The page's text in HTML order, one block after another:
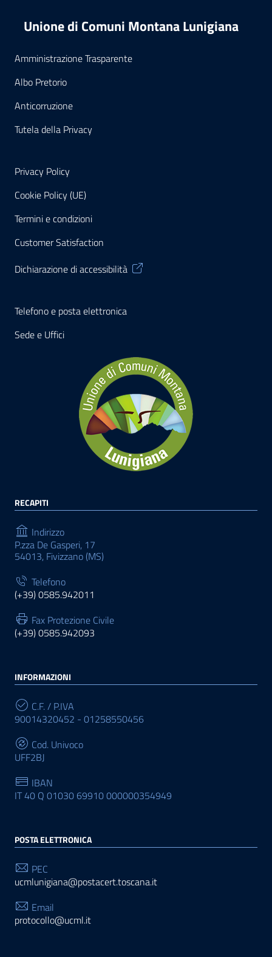
Unione di Comuni Montana Lunigiana
Amministrazione Trasparente
Albo Pretorio
Anticorruzione
Tutela della Privacy
Privacy Policy
Cookie Policy (UE)
Termini e condizioni
Customer Satisfaction
Dichiarazione di accessibilità
Telefono e posta elettronica
Sede e Uffici
RECAPITI
Indirizzo
P.zza De Gasperi, 17
54013, Fivizzano (MS)
Telefono
(+39) 0585.942011
Fax Protezione Civile
(+39) 0585.942093
INFORMAZIONI
C.F. / P.IVA
90014320452 - 01258550456
Cod. Univoco
UFF2BJ
IBAN
IT 40 Q 01030 69910 000000354949
POSTA ELETTRONICA
PEC
ucmlunigiana@postacert.toscana.it
Email
protocollo@ucml.it